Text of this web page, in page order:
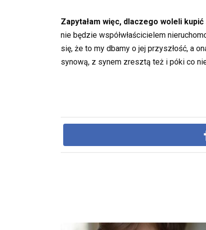
Zapytałam więc, dlaczego woleli
nie będzie współwłaścicielem
się, że to my dbamy o jej przyszłość, a
synową, z synem zresztą też i póki co